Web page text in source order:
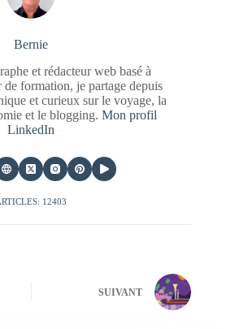
Bernie
et rédacteur web basé à
formation, je partage depuis
et curieux sur le voyage, la
et le blogging. Mon profil
LinkedIn
12403
SUIVANT